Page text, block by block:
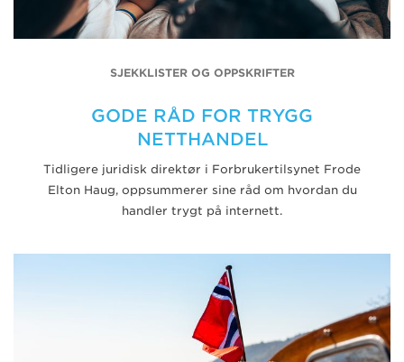
SJEKKLISTER OG OPPSKRIFTER
GODE RÅD FOR TRYGG
NETTHANDEL
Tidligere juridisk direktør i Forbrukertilsynet Frode
Elton Haug, oppsummerer sine råd om hvordan du
handler trygt på internett.